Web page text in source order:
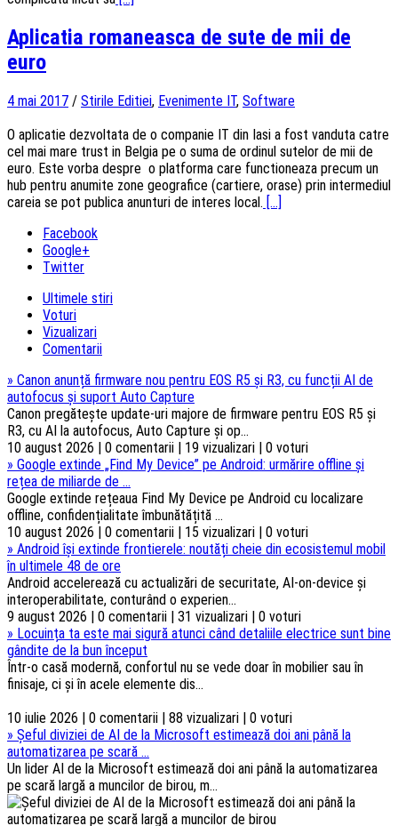
Aplicatia romaneasca de sute de mii de
euro
4 mai 2017 / Stirile Editiei, Evenimente IT, Software
O aplicatie dezvoltata de o companie IT din Iasi a fost vanduta catre
cel mai mare trust in Belgia pe o suma de ordinul sutelor de mii de
euro. Este vorba despre o platforma care functioneaza precum un
hub pentru anumite zone geografice (cartiere, orase) prin intermediul
careia se pot publica anunturi de interes local. [...]
Facebook
Google+
Twitter
Ultimele stiri
Voturi
Vizualizari
Comentarii
» Canon anunță firmware nou pentru EOS R5 și R3, cu funcții AI de
autofocus și suport Auto Capture
Canon pregătește update-uri majore de firmware pentru EOS R5 și
R3, cu AI la autofocus, Auto Capture și op...
10 august 2026 | 0 comentarii | 19 vizualizari | 0 voturi
» Google extinde „Find My Device” pe Android: urmărire offline și
rețea de miliarde de ...
Google extinde rețeaua Find My Device pe Android cu localizare
offline, confidențialitate îmbunătățită ...
10 august 2026 | 0 comentarii | 15 vizualizari | 0 voturi
» Android își extinde frontierele: noutăți cheie din ecosistemul mobil
în ultimele 48 de ore
Android accelerează cu actualizări de securitate, AI-on-device și
interoperabilitate, conturând o experien...
9 august 2026 | 0 comentarii | 31 vizualizari | 0 voturi
» Locuința ta este mai sigură atunci când detaliile electrice sunt bine
gândite de la bun început
Într-o casă modernă, confortul nu se vede doar în mobilier sau în
finisaje, ci și în acele elemente dis...
10 iulie 2026 | 0 comentarii | 88 vizualizari | 0 voturi
» Șeful diviziei de AI de la Microsoft estimează doi ani până la
automatizarea pe scară ...
Un lider AI de la Microsoft estimează doi ani până la automatizarea
pe scară largă a muncilor de birou, m...